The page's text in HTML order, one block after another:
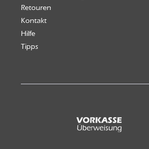
Retouren
Kontakt
Hilfe
Tipps